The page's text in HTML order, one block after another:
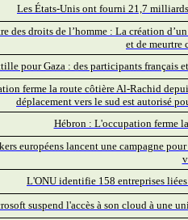
Les États-Unis ont fourni 21,7
des droits de l’homme : La création
et de meurtre
pour Gaza : des participants français
ferme la route côtière Al-Rachid
déplacement vers le sud est autorisé
Hébron : L'occupation ferme
européens lancent une campagne
L'ONU identifie 158 entreprises
suspend l'accès à son cloud à une